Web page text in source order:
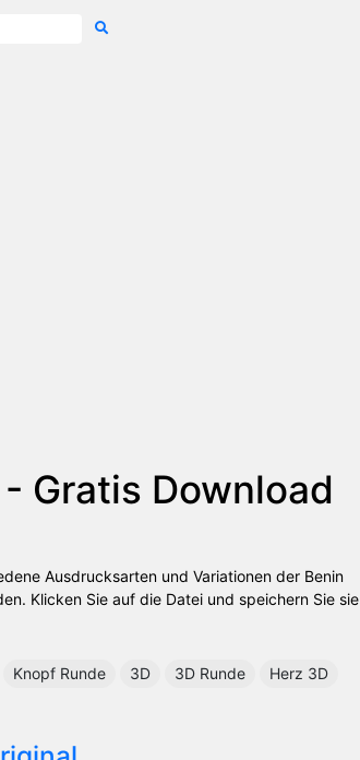
Gratis Download
Ausdrucksarten und Variationen der Benin
Klicken Sie auf die Datei und speichern Sie sie
Knopf Runde 3D 3D Runde Herz 3D